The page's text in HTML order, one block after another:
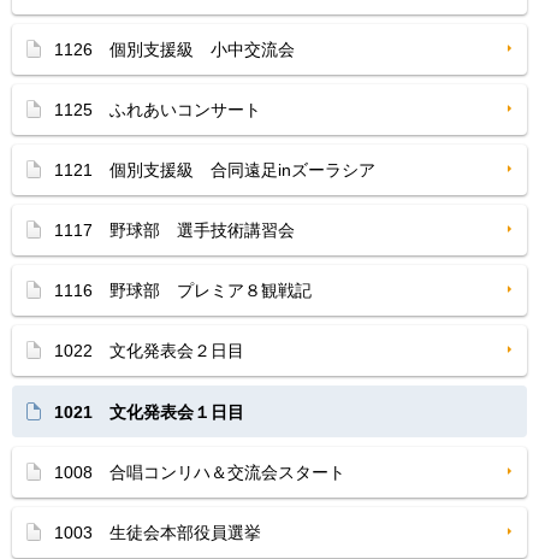
1126 個別支援級 小中交流会
1125 ふれあいコンサート
1121 個別支援級 合同遠足inズーラシア
1117 野球部 選手技術講習会
1116 野球部 プレミア８観戦記
1022 文化発表会２日目
1021 文化発表会１日目
1008 合唱コンリハ＆交流会スタート
1003 生徒会本部役員選挙